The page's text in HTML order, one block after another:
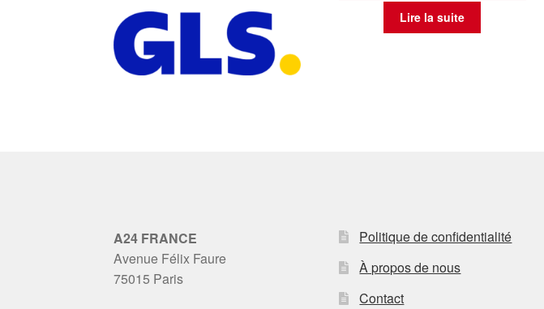
Lire la suite
A24 FRANCE
Avenue Félix Faure
75015 Paris
Politique de confidentialité
À propos de nous
Contact